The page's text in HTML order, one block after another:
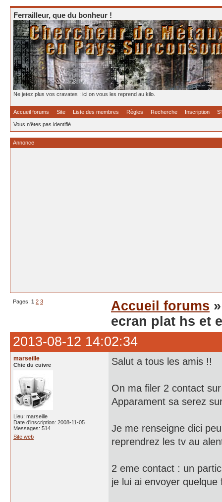
Ferrailleur, que du bonheur !
Ne jetez plus vos cravates : ici on vous les reprend au kilo.
Accueil forums Site Liste des membres Règles Recherche Inscription
Vous n'êtes pas identifié.
Annonce
Pages: 1 2 3 Accueil forums
ecran plat hs et
2013-08-12 14:02:34
marseille
Chie du cuivre
Lieu: marseille
Date d'inscription: 2008-11-05
Messages: 514
Site web
Salut a tous les amis !!
On ma filer 2 contact
Apparament sa serez
Je me renseigne dici
reprendrez les tv au
2 eme contact : un
je lui ai envoyer